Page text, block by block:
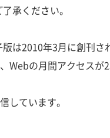
承ください。
は2010年3月に創刊さ
Webの月間アクセスが
しています。